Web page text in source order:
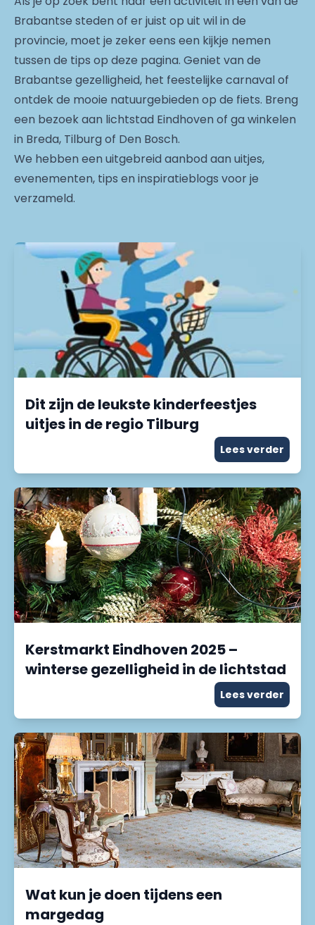
Brabantse steden of er juist op uit wil in de
provincie, moet je zeker eens een kijkje nemen
tussen de tips op deze pagina. Geniet van de
Brabantse gezelligheid, het feestelijke carnaval of
ontdek de mooie natuurgebieden op de fiets. Breng
een bezoek aan lichtstad Eindhoven of ga winkelen
in Breda, Tilburg of Den Bosch.
We hebben een uitgebreid aanbod aan uitjes,
evenementen, tips en inspiratieblogs voor je
verzameld.
Dit zijn de leukste kinderfeestjes
uitjes in de regio Tilburg
Lees verder
Kerstmarkt Eindhoven 2025 –
winterse gezelligheid in de lichtstad
Lees verder
Wat kun je doen tijdens een
margedag